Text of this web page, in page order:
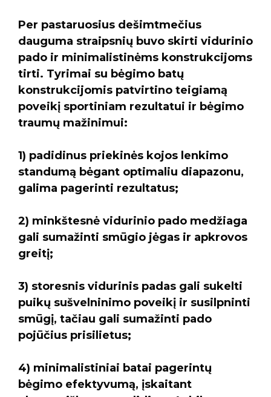
Per pastaruosius dešimtmečius
dauguma straipsnių buvo skirti vidurinio
pado ir minimalistinėms konstrukcijoms
tirti. Tyrimai su bėgimo batų
konstrukcijomis patvirtino teigiamą
poveikį sportiniam rezultatui ir bėgimo
traumų mažinimui:
1) padidinus priekinės kojos lenkimo
standumą bėgant optimaliu diapazonu,
galima pagerinti rezultatus;
2) minkštesnė vidurinio pado medžiaga
gali sumažinti smūgio jėgas ir apkrovos
greitį;
3) storesnis vidurinis padas gali sukelti
puikų sušvelninimo poveikį ir susilpninti
smūgį, tačiau gali sumažinti pado
pojūčius prisilietus;
4) minimalistiniai batai pagerintų
bėgimo efektyvumą, įskaitant